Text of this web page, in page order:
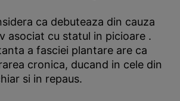
ca debuteaza din cauza
asociat cu statul in picioare .
a fasciei plantare are ca
cronica, ducand in cele din
si in repaus.